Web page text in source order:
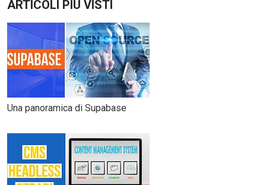
ARTICOLI PIÙ VISTI
Una panoramica di Supabase